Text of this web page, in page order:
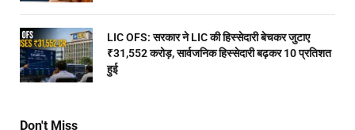
LIC OFS: सरकार ने LIC की हिस्सेदारी बेचकर जुटाए
₹31,552 करोड़, सार्वजनिक हिस्सेदारी बढ़कर 10 प्रतिशत
हुई
Don't Miss